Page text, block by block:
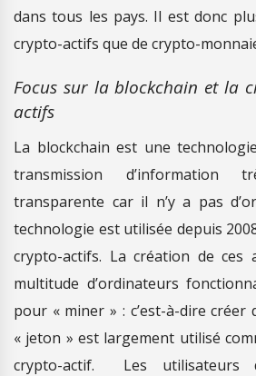
dans tous les pays. Il est donc
crypto-actifs que de crypto-
Focus sur la blockchain et la
actifs
La blockchain est une
transmission d’information
transparente car il n’y a pas
technologie est utilisée depuis
crypto-actifs. La création de ces
multitude d’ordinateurs
pour « miner » : c’est-à-dire créer
« jeton » est largement utilisé
crypto-actif. Les utilisateurs